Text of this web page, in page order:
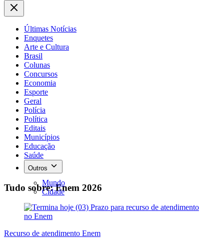
Últimas Notícias
Enquetes
Arte e Cultura
Brasil
Colunas
Concursos
Economia
Esporte
Geral
Polícia
Política
Editais
Municípios
Educação
Saúde
Outros
Mundo
Cidade
Tudo sobre: Enem 2026
Recurso de atendimento Enem